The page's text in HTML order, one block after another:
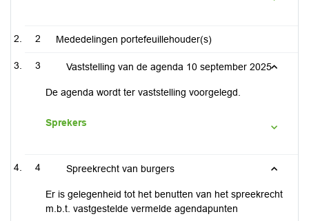
2 Mededelingen portefeuillehouder(s)
3 Vaststelling van de agenda 10 september 2025
De agenda wordt ter vaststelling voorgelegd.
Sprekers
4 Spreekrecht van burgers
Er is gelegenheid tot het benutten van het spreekrecht
m.b.t. vastgestelde vermelde agendapunten